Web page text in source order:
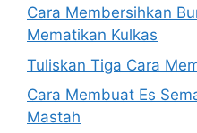
Cara Membersihkan
Mematikan Kulkas
Tuliskan Tiga Cara
Cara Membuat Es
Mastah